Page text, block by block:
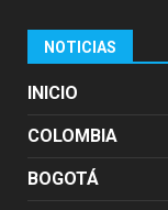
NOTICIAS
INICIO
COLOMBIA
BOGOTÁ